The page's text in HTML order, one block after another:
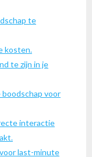
te
kosten.
te zijn in je
voor
interactie
last-minute